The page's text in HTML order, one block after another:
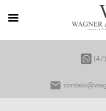
email